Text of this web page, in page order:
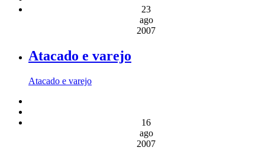
23
ago
2007
Atacado e varejo
Atacado e varejo
16
ago
2007